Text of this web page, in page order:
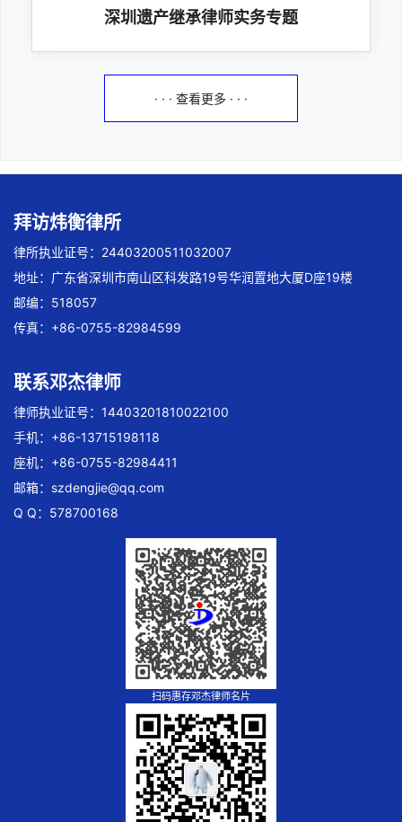
深圳遗产继承律师实务专题
· · · 查看更多 · · ·
拜访炜衡律所
律所执业证号：24403200511032007
地址：广东省深圳市南山区科发路19号华润置地大厦D座19楼
邮编：518057
传真：+86-0755-82984599
联系邓杰律师
律师执业证号：14403201810022100
手机：+86-13715198118
座机：+86-0755-82984411
邮箱： szdengjie@qq.com
Q Q：578700168
扫码惠存邓杰律师名片